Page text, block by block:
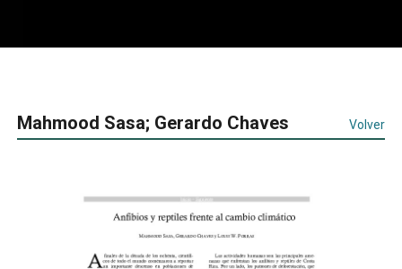
Mahmood Sasa; Gerardo Chaves Volver